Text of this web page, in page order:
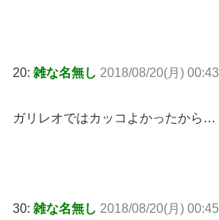
20: 雑な名無し 2018/08/20(月)
ガリレオではカッコよかったから…
30: 雑な名無し 2018/08/20(月)